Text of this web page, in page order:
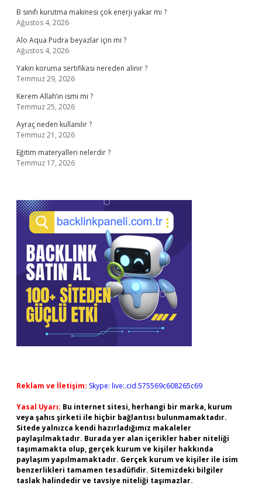
B sınıfı kurutma makinesi çok enerji yakar mı ?
Ağustos 4, 2026
Alo Aqua Pudra beyazlar için mi ?
Ağustos 4, 2026
Yakın koruma sertifikası nereden alınır ?
Temmuz 29, 2026
Kerem Allah’ın ismi mi ?
Temmuz 25, 2026
Ayraç neden kullanılır ?
Temmuz 21, 2026
Eğitim materyalleri nelerdir ?
Temmuz 17, 2026
Reklam ve İletişim: Skype: live:.cid.575569c608265c69
Yasal Uyarı: Bu internet sitesi, herhangi bir marka, kurum
veya şahıs şirketi ile hiçbir bağlantısı bulunmamaktadır.
Sitede yalnızca kendi hazırladığımız makaleler
paylaşılmaktadır. Burada yer alan içerikler haber niteliği
taşımamakta olup, gerçek kurum ve kişiler hakkında
paylaşım yapılmamaktadır. Gerçek kurum ve kişiler ile isim
benzerlikleri tamamen tesadüfidir. Sitemizdeki bilgiler
taslak halindedir ve tavsiye niteliği taşımazlar.